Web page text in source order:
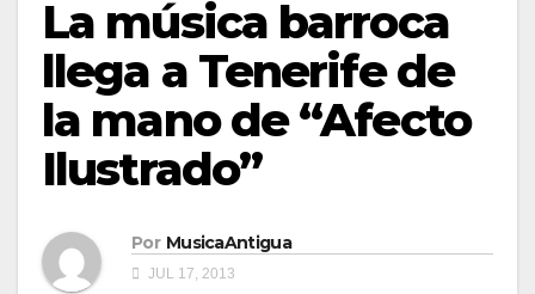
La música barroca
llega a Tenerife de
la mano de “Afecto
Ilustrado”
Por MusicaAntigua
JUL 17, 2013